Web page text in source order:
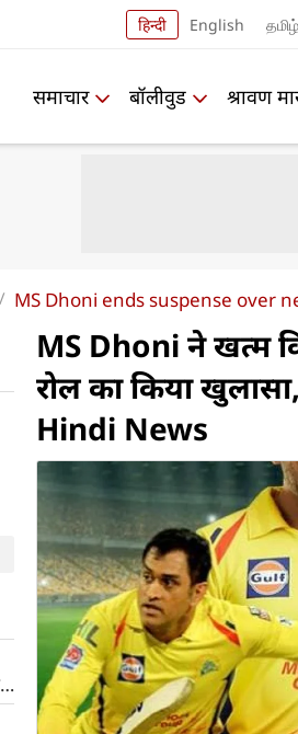
हिन्दी English தமிழ்
समाचार बॉलीवुड श्रावण
MS Dhoni ends suspense over
MS Dhoni ने खत्म
रोल का किया
Hindi News